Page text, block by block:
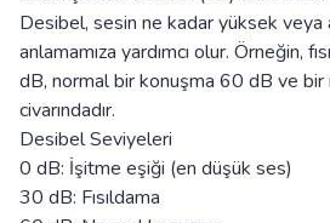
Desibel, sesin ne kadar yüksek veya
anlamamıza yardımcı olur. Örneğin,
dB, normal bir konuşma 60 dB ve
civarındadır.
Desibel Seviyeleri
0 dB: İşitme eşiği (en düşük ses)
30 dB: Fısıldama